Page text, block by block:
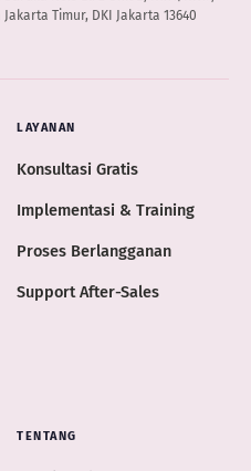
Timur, DKI Jakarta 13640
LAYANAN
Konsultasi Gratis
Implementasi & Training
Proses Berlangganan
Support After-Sales
TENTANG